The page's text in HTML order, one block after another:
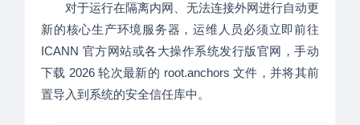
对于运行在隔离内网、无法连接外网进行自动更
新的核心生产环境服务器，运维人员必须立即前往
ICANN 官方网站或各大操作系统发行版官网，手动
下载 2026 轮次最新的 root.anchors 文件，并将其前
置导入到系统的安全信任库中。